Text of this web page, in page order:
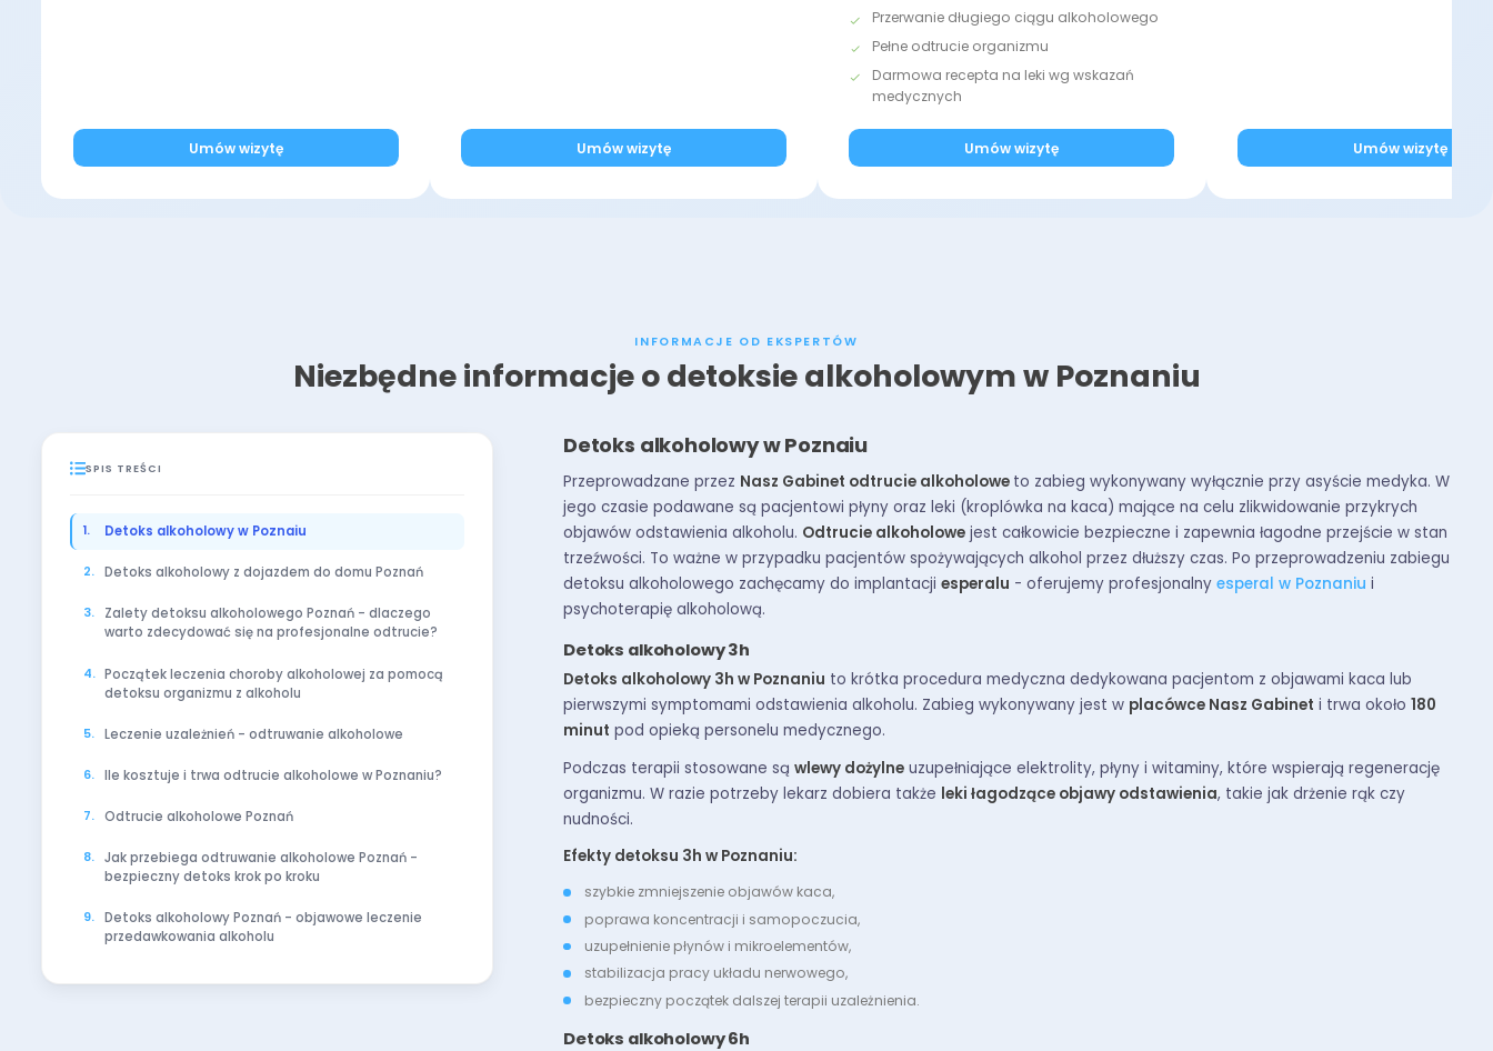
Umów wizytę Umów wizytę
Przerwanie długiego ciągu alkoholowego
Pełne odtrucie organizmu
Darmowa recepta na leki wg wskazań
medycznych
Umów wizytę Umów wizytę
INFORMACJE OD EKSPERTÓW
Niezbędne informacje o detoksie alkoholowym w Poznaniu
SPIS TREŚCI
Detoks alkoholowy w Poznaiu
Detoks alkoholowy z dojazdem do domu Poznań
Zalety detoksu alkoholowego Poznań - dlaczego
warto zdecydować się na profesjonalne odtrucie?
Początek leczenia choroby alkoholowej za pomocą
detoksu organizmu z alkoholu
Leczenie uzależnień - odtruwanie alkoholowe
Ile kosztuje i trwa odtrucie alkoholowe w Poznaniu?
Odtrucie alkoholowe Poznań
Jak przebiega odtruwanie alkoholowe Poznań -
bezpieczny detoks krok po kroku
Detoks alkoholowy Poznań - objawowe leczenie
przedawkowania alkoholu
Detoks alkoholowy w Poznaiu
Przeprowadzane przez Nasz Gabinet odtrucie alkoholowe to zabieg wykonywany wyłącznie przy asyście medyka. W
jego czasie podawane są pacjentowi płyny oraz leki (kroplówka na kaca) mające na celu zlikwidowanie przykrych
objawów odstawienia alkoholu. Odtrucie alkoholowe jest całkowicie bezpieczne i zapewnia łagodne przejście w stan
trzeźwości. To ważne w przypadku pacjentów spożywających alkohol przez dłuższy czas. Po przeprowadzeniu zabiegu
detoksu alkoholowego zachęcamy do implantacji esperalu - oferujemy profesjonalny esperal w Poznaniu i
psychoterapię alkoholową.
Detoks alkoholowy 3h
Detoks alkoholowy 3h w Poznaniu to krótka procedura medyczna dedykowana pacjentom z objawami kaca lub
pierwszymi symptomami odstawienia alkoholu. Zabieg wykonywany jest w placówce Nasz Gabinet i trwa około 180
minut pod opieką personelu medycznego.
Podczas terapii stosowane są wlewy dożylne uzupełniające elektrolity, płyny i witaminy, które wspierają regenerację
organizmu. W razie potrzeby lekarz dobiera także leki łagodzące objawy odstawienia, takie jak drżenie rąk czy
nudności.
Efekty detoksu 3h w Poznaniu:
szybkie zmniejszenie objawów kaca,
poprawa koncentracji i samopoczucia,
uzupełnienie płynów i mikroelementów,
stabilizacja pracy układu nerwowego,
bezpieczny początek dalszej terapii uzależnienia.
Detoks alkoholowy 6h